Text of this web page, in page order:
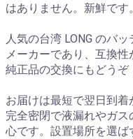
はありません。新鮮です。
人気の台湾 LONG のバ
メーカーであり、互換性
純正品の交換にもどうぞ
お届けは最短で翌日到着
完全密閉で液漏れやガ
心です。設置場所を選